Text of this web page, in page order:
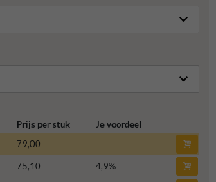
Prijs per stuk
Je voordeel
79,00
75,10 4,9%